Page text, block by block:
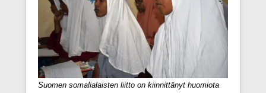
Suomen somalialaisten liitto on kiinnittänyt huomiota